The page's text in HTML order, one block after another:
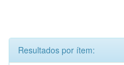
Resultados por ítem: